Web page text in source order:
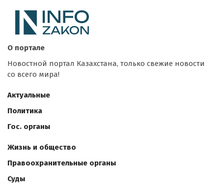
О портале
Новостной портал Казахстана, только свежие новости
со всего мира!
Актуальные
Политика
Гос. органы
Жизнь и общество
Правоохранительные органы
Суды